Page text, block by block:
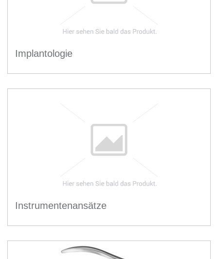
Implantologie
Instrumentenansätze